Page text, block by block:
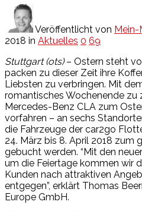
Veröffentlicht von Mein-
2018 in Aktuelles 0 69
Stuttgart (ots)– Ostern steht
packen zu dieser Zeit ihre
Liebsten zu verbringen. Mit
romantisches Wochenende
Mercedes-Benz CLA zum
vorfahren – an sechs
die Fahrzeuge der car2go
24. März bis 8. April 2018 zum
gebucht werden. “Mit den
um die Feiertage kommen wir
Kunden nach attraktiven
entgegen”, erklärt Thomas
Europe GmbH.